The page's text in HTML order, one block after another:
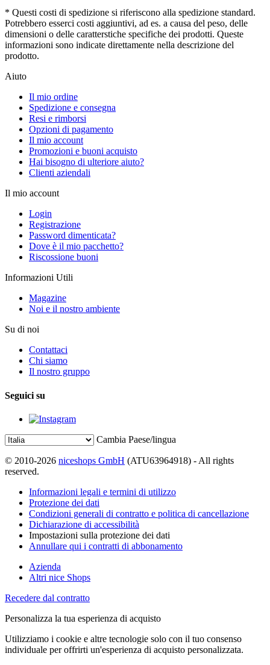
* Questi costi di spedizione si riferiscono alla spedizione standard.
Potrebbero esserci costi aggiuntivi, ad es. a causa del peso, delle
dimensioni o delle caratterstiche specifiche dei prodotti. Queste
informazioni sono indicate direttamente nella descrizione del
prodotto.
Aiuto
Il mio ordine
Spedizione e consegna
Resi e rimborsi
Opzioni di pagamento
Il mio account
Promozioni e buoni acquisto
Hai bisogno di ulteriore aiuto?
Clienti aziendali
Il mio account
Login
Registrazione
Password dimenticata?
Dove è il mio pacchetto?
Riscossione buoni
Informazioni Utili
Magazine
Noi e il nostro ambiente
Su di noi
Contattaci
Chi siamo
Il nostro gruppo
Seguici su
Cambia Paese/lingua
© 2010-2026 niceshops GmbH (ATU63964918) - All rights
reserved.
Informazioni legali e termini di utilizzo
Protezione dei dati
Condizioni generali di contratto e politica di cancellazione
Dichiarazione di accessibilità
Impostazioni sulla protezione dei dati
Annullare qui i contratti di abbonamento
Azienda
Altri nice Shops
Recedere dal contratto
Personalizza la tua esperienza di acquisto
Utilizziamo i cookie e altre tecnologie solo con il tuo consenso
individuale per offrirti un'esperienza di acquisto personalizzata.